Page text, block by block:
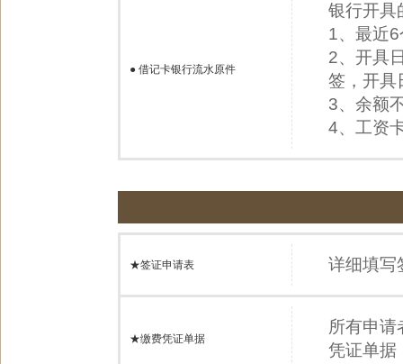
● 借记卡银行流水原件
银行开具
1、最近
2、开具
签，开具
3、余额
4、工资
★签证申请表 详细填写
★缴费凭证单据
所有申请
凭证单据